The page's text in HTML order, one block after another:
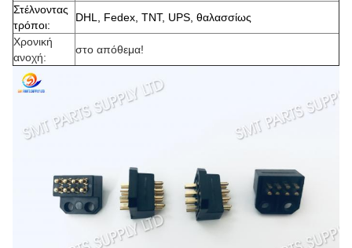
Στέλνοντας
τρόποι:
DHL, Fedex, TNT, UPS, θαλασσίως
Χρονική
ανοχή:
στο απόθεμα!